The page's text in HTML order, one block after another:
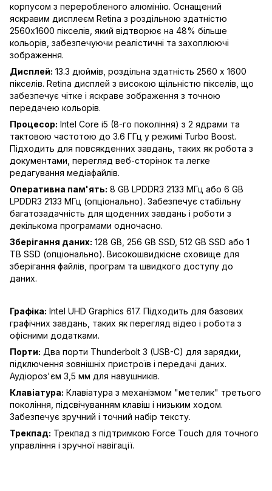
корпусом з переробленого алюмінію. Оснащений
яскравим дисплеєм Retina з роздільною здатністю
2560x1600 пікселів, який відтворює на 48% більше
кольорів, забезпечуючи реалістичні та захоплюючі
зображення.
Дисплей: 13.3 дюймів, роздільна здатність 2560 x 1600
пікселів. Retina дисплей з високою щільністю пікселів, що
забезпечує чітке і яскраве зображення з точною
передачею кольорів.
Процесор: Intel Core i5 (8-го покоління) з 2 ядрами та
тактовою частотою до 3.6 ГГц у режимі Turbo Boost.
Підходить для повсякденних завдань, таких як робота з
документами, перегляд веб-сторінок та легке
редагування медіафайлів.
Оперативна пам'ять: 8 GB LPDDR3 2133 МГц або 6 GB
LPDDR3 2133 МГц (опціонально). Забезпечує стабільну
багатозадачність для щоденних завдань і роботи з
декількома програмами одночасно.
Зберігання даних: 128 GB, 256 GB SSD, 512 GB SSD або 1
TB SSD (опціонально). Високошвидкісне сховище для
зберігання файлів, програм та швидкого доступу до
даних.
Графіка: Intel UHD Graphics 617. Підходить для базових
графічних завдань, таких як перегляд відео і робота з
офісними додатками.
Порти: Два порти Thunderbolt 3 (USB-C) для зарядки,
підключення зовнішніх пристроїв і передачі даних.
Аудіороз'єм 3,5 мм для навушників.
Клавіатура: Клавіатура з механізмом "метелик" третього
покоління, підсвічуванням клавіш і низьким ходом.
Забезпечує зручний і точний набір тексту.
Трекпад: Трекпад з підтримкою Force Touch для точного
управління і зручної навігації.